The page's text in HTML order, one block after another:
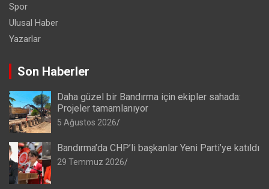
Spor
Ulusal Haber
Yazarlar
Son Haberler
Daha güzel bir Bandırma için ekipler sahada:
Projeler tamamlanıyor
5 Ağustos 2026
Bandırma’da CHP’li başkanlar Yeni Parti’ye katıldı
29 Temmuz 2026